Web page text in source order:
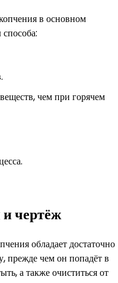
в основном
чем при горячем
чертёж
обладает достаточно
прежде чем он попадёт в
а также очиститься от